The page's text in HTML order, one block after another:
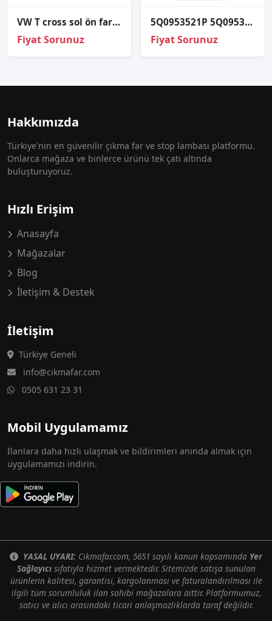
VW T cross sol ön far 2019 2022
Fiyat Sorunuz
5Q0953521P 5Q0953502M golf 7 silecek sinyal kolu
Fiyat Sorunuz
Hakkımızda
Türkiye'nin en güvenilir çıkma far ve stop lambası platformu.
Onlarca mağaza ve binlerce ürünü tek çatı altında
buluşturuyoruz.
Hızlı Erişim
Anasayfa
Mağazalar
Blog
İletişim & Destek
İletişim
Türkiye Geneli
info@cikmafar.com
0505 631 23 31
Mobil Uygulamamız
İlanlara daha hızlı ulaşmak ve bildirimleri anında almak için
uygulamamızı indirin.
YASAL UYARI: Cikmafar.com, 5651 sayılı kanun kapsamında Yer
Sağlayıcısıfatıyla hizmet vermektedir. Sitemizde satışa sunulan
ürünlerin kalitesi, garantisi, kargolanması ve faturalandırılması ile
ilgili tüm sorumluluk ilan sahibi mağazalara aittir. Platformumuz,
satıcı ve alıcı arasındaki ticari anlaşmazlıklarda taraf değildir.